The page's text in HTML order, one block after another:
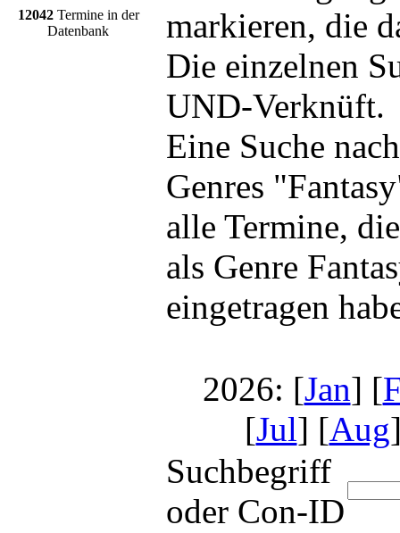
12042Termine in der
Datenbank
markieren, die
Die einzelnen
UND-Verknüft.
Eine Suche
Genres
alle Termine,
als Genre
eingetragen
2026: [Jan] [
[Jul] [Aug
Suchbegriff
oder Con-ID